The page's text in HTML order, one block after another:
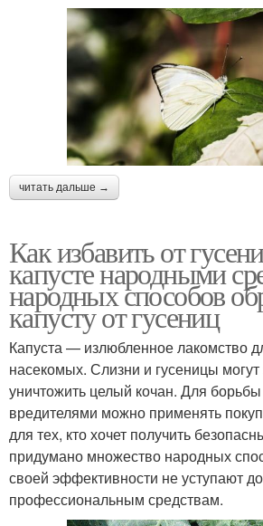
читать дальше →
Как избавить от
капусте народными
народных способов
капусту от гусениц
Капуста — излюбленное лакомство
насекомых. Слизни и гусеницы могут
уничтожить целый кочан. Для
вредителями можно применять
для тех, кто хочет получить
придумано множество народных
своей эффективности не уступают
профессиональным средствам.